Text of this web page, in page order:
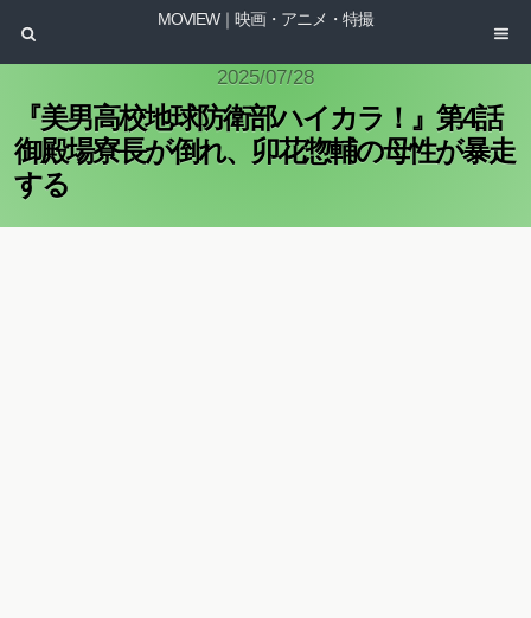
MOVIEW｜映画・アニメ・特撮
2025/07/28
『美男高校地球防衛部ハイカラ！』第4話
御殿場寮長が倒れ、卯花惣輔の母性が暴走
する